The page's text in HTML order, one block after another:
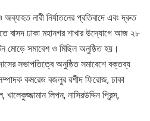
নারী নির্যাতনের প্রতিবাদে এবং দ্রুত
বাসদ ঢাকা মহানগর শাখার উদ্যোগে আজ ২৮
মোড়ে সমাবেশ ও মিছিল অনুষ্ঠিত হয়।
সভাপতিত্বে অনুষ্ঠিত সমাবেশে বক্তব্য
সম্পাদক কমরেড বজলুর রশীদ ফিরোজ, ঢাকা
লিপন, নাসিরউদ্দিন প্রিন্স,